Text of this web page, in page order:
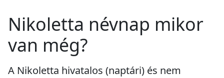
Nikoletta névnap mikor
van még?
A Nikoletta hivatalos (naptári) és nem